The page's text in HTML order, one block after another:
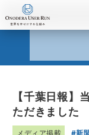
【千葉日報】
ただきました
メディア掲載 新